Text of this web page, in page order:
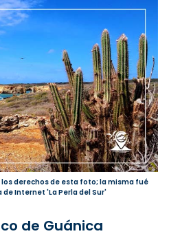
derechos de esta foto; la misma fué
Internet 'La Perla del Sur'
de Guánica